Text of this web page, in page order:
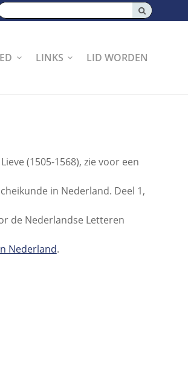
LINKS LID WORDEN
(1505-1568), zie voor een
in Nederland. Deel 1,
de Nederlandse Letteren
Nederland.